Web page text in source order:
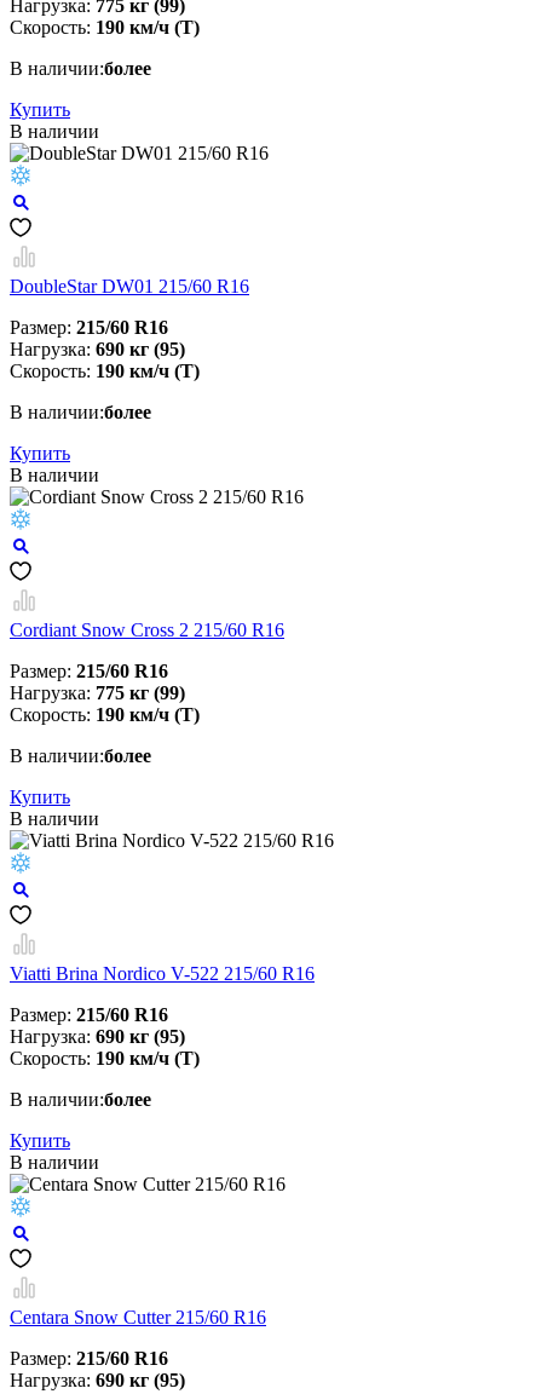
Нагрузка: 775 кг (99)
Скорость: 190 км/ч (T)
В наличии:более
Купить
В наличии
DoubleStar DW01 215/60 R16
Размер: 215/60 R16
Нагрузка: 690 кг (95)
Скорость: 190 км/ч (T)
В наличии:более
Купить
В наличии
Cordiant Snow Cross 2 215/60 R16
Размер: 215/60 R16
Нагрузка: 775 кг (99)
Скорость: 190 км/ч (T)
В наличии:более
Купить
В наличии
Viatti Brina Nordico V-522 215/60 R16
Размер: 215/60 R16
Нагрузка: 690 кг (95)
Скорость: 190 км/ч (T)
В наличии:более
Купить
В наличии
Centara Snow Cutter 215/60 R16
Размер: 215/60 R16
Нагрузка: 690 кг (95)